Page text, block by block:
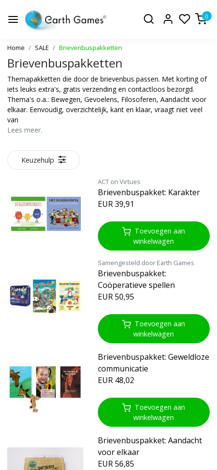
0
Home SALE Brievenbuspakketten
Brievenbuspakketten
Themapakketten die door de brievenbus passen. Met korting of
iets leuks extra's, gratis verzending en contactloos bezorgd.
Thema's o.a.: Bewegen, Gevoelens, Filosoferen, Aandacht voor
elkaar. Eenvoudig, overzichtelijk, kant en klaar, vraagt niet veel
van
Lees meer.
Keuzehulp
ACT on Virtues
Brievenbuspakket: Karakter
EUR 39,91
Toevoegen aan
winkelwagen
Samengesteld door Earth Games
Brievenbuspakket:
Coöperatieve spellen
EUR 50,95
Toevoegen aan
winkelwagen
Brievenbuspakket: Geweldloze
communicatie
EUR 48,02
Toevoegen aan
winkelwagen
Brievenbuspakket: Aandacht
voor elkaar
EUR 56,85